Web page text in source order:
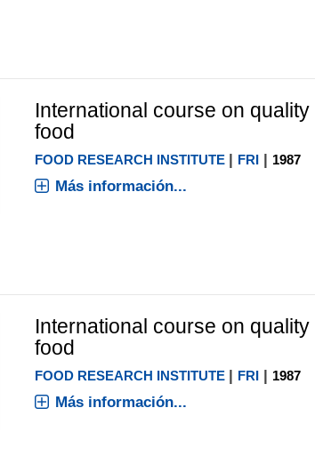
International course on
food
FOOD RESEARCH INSTITUTE | FRI| 1987
Más información...
International course on
food
FOOD RESEARCH INSTITUTE | FRI| 1987
Más información...